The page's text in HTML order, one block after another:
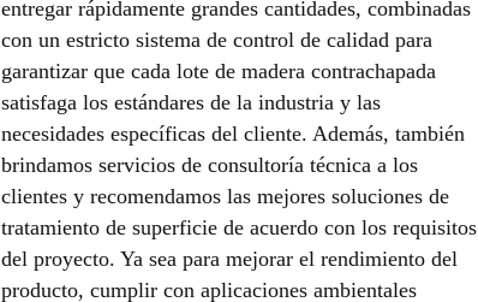
entregar rápidamente grandes cantidades, combinadas
con un estricto sistema de control de calidad para
garantizar que cada lote de madera contrachapada
satisfaga los estándares de la industria y las
necesidades específicas del cliente. Además, también
brindamos servicios de consultoría técnica a los
clientes y recomendamos las mejores soluciones de
tratamiento de superficie de acuerdo con los requisitos
del proyecto. Ya sea para mejorar el rendimiento del
producto, cumplir con aplicaciones ambientales